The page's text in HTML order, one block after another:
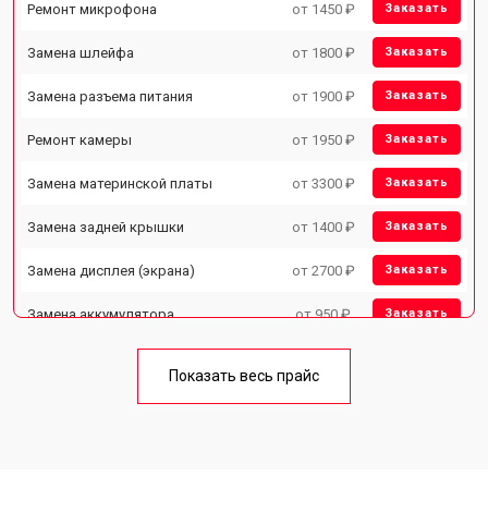
Ремонт микрофона от 1450 ₽ Заказать
Замена шлейфа от 1800 ₽ Заказать
Замена разъема питания от 1900 ₽ Заказать
Ремонт камеры от 1950 ₽ Заказать
Замена материнской платы от 3300 ₽ Заказать
Замена задней крышки от 1400 ₽ Заказать
Замена дисплея (экрана) от 2700 ₽ Заказать
Замена аккумулятора от 950 ₽ Заказать
Ремонт цепи питания от 3200 ₽
Показать весь прайс